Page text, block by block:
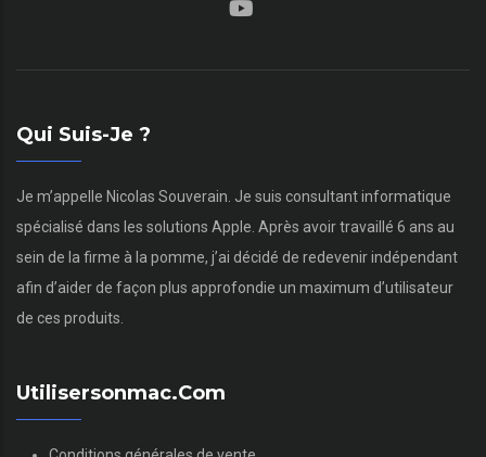
Qui Suis-Je ?
Je m’appelle Nicolas Souverain. Je suis consultant informatique
spécialisé dans les solutions Apple. Après avoir travaillé 6 ans au
sein de la firme à la pomme, j’ai décidé de redevenir indépendant
afin d’aider de façon plus approfondie un maximum d’utilisateur
de ces produits.
Utilisersonmac.com